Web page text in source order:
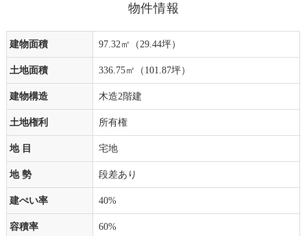
物件情報
建物面積 97.32㎡（29.44坪）
土地面積 336.75㎡（101.87坪）
建物構造 木造2階建
土地権利 所有権
地 目 宅地
地 勢 段差あり
建ぺい率 40%
容積率 60%